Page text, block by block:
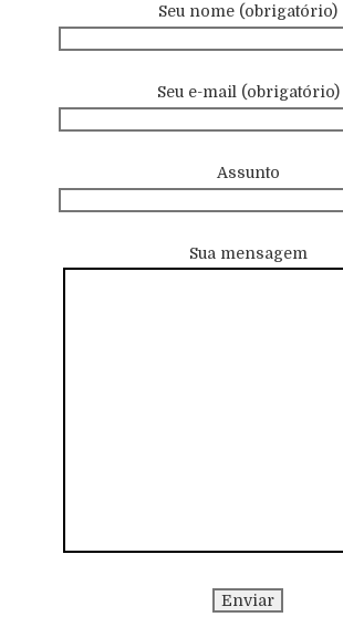
Seu nome (obrigatório)
Seu e-mail (obrigatório)
Assunto
Sua mensagem